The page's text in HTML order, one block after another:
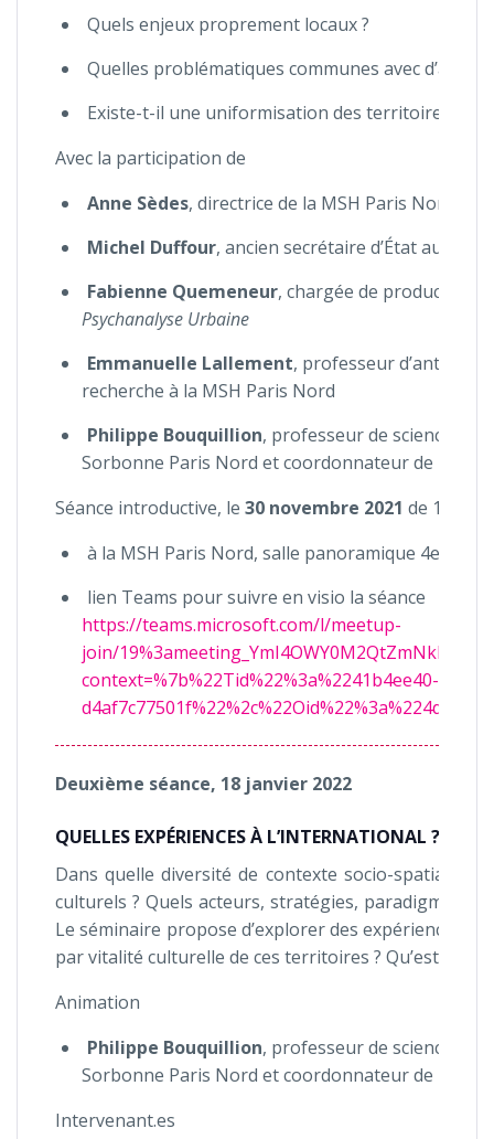
Quels enjeux proprement locaux ?
Quelles problématiques communes avec
Existe-t-il une uniformisation des territoires
Avec la participation de
Anne Sèdes, directrice de la MSH Paris Nord
Michel Duffour, ancien secrétaire d’État au
Fabienne Quemeneur, chargée de production,
Psychanalyse Urbaine
Emmanuelle Lallement, professeur
recherche à la MSH Paris Nord
Philippe Bouquillion, professeur de sciences
Sorbonne Paris Nord et coordonnateur de
Séance introductive, le 30 novembre 2021 de 18h à
à la MSH Paris Nord, salle panoramique 4e
lien Teams pour suivre en visio la séance
https://teams.microsoft.com/l/meetup-
join/
context=%7b%22Tid%22%3a%2241b4ee40-6925-
Deuxième séance, 18 janvier 2022
QUELLES EXPÉRIENCES À L’INTERNATIONAL ?
Dans quelle diversité de contexte socio-spatial
culturels ? Quels acteurs, stratégies, paradigmes
Le séminaire propose d’explorer des expériences
par vitalité culturelle de ces territoires ? Qu’est-ce
Animation
Philippe Bouquillion, professeur de sciences
Sorbonne Paris Nord et coordonnateur de
Intervenant.es